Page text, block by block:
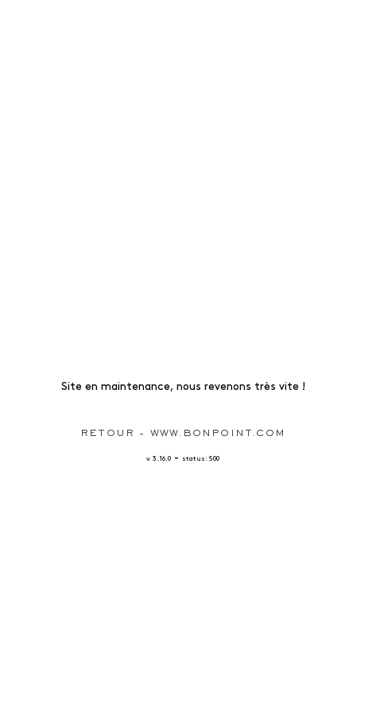
Site en maintenance, nous revenons très vite !
RETOUR - WWW.BONPOINT.COM
v. 3.16.0 - status: 500